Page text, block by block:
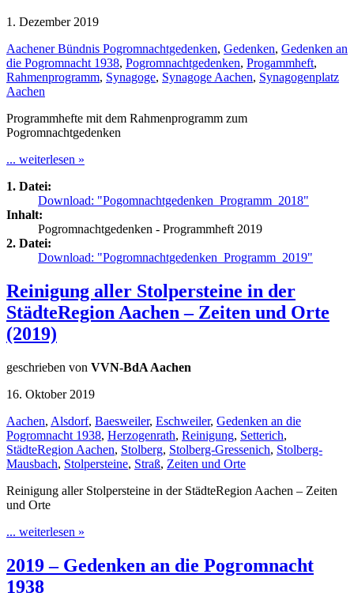
1. Dezember 2019
Aachener Bündnis Pogromnachtgedenken, Gedenken, Gedenken an
die Pogromnacht 1938, Pogromnachtgedenken, Progammheft,
Rahmenprogramm, Synagoge, Synagoge Aachen, Synagogenplatz
Aachen
Programmhefte mit dem Rahmenprogramm zum
Pogromnachtgedenken
... weiterlesen »
1. Datei:
Download: "Pogomnachtgedenken_Programm_2018"
Inhalt:
Pogromnachtgedenken - Programmheft 2019
2. Datei:
Download: "Pogromnachtgedenken_Programm_2019"
Reinigung aller Stolpersteine in der
StädteRegion Aachen – Zeiten und Orte
(2019)
geschrieben von VVN-BdA Aachen
16. Oktober 2019
Aachen, Alsdorf, Baesweiler, Eschweiler, Gedenken an die
Pogromnacht 1938, Herzogenrath, Reinigung, Setterich,
StädteRegion Aachen, Stolberg, Stolberg-Gressenich, Stolberg-
Mausbach, Stolpersteine, Straß, Zeiten und Orte
Reinigung aller Stolpersteine in der StädteRegion Aachen – Zeiten
und Orte
... weiterlesen »
2019 – Gedenken an die Pogromnacht
1938